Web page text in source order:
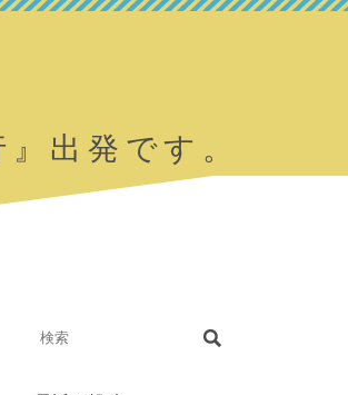
出発です。